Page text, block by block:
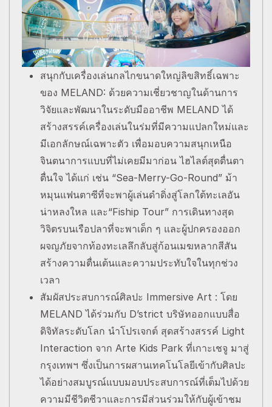
สนุกกับเครื่องเล่นกลไกขนาดใหญ่ลิขสิทธิ์เฉพาะ
ของ MELAND: ด้วยความเชี่ยวชาญในด้านการ
วิจัยและพัฒนาในระดับมืออาชีพ MELAND ได้
สร้างสรรค์เครื่องเล่นในร่มที่มีความแปลกใหม่และ
มีเอกลักษณ์เฉพาะตัว เพื่อมอบความสนุกเหนือ
จินตนาการแบบที่ไม่เคยมีมาก่อน ไฮไลต์สุดตื่นตา
ตื่นใจ ได้แก่ เช่น “Sea-Merry-Go-Round” ม้า
หมุนแฟนตาซีที่จะพาผู้เล่นดำดิ่งสู่โลกใต้ทะเลอัน
น่าหลงใหล และ“Fiship Tour” การเดินทางสุด
วิจิตรบนเรือปลาที่จะพาเด็ก ๆ และผู้ปกครองออก
ผจญภัยจากท้องทะเลลึกลับสู่ก้อนเมฆหลากสีสัน
สร้างความตื่นเต้นและความประทับใจในทุกช่วง
เวลา
สัมผัสประสบการณ์ศิลปะ Immersive Art : โดย
MELAND ได้ร่วมกับ D’strict บริษัทออกแบบสื่อ
ดิจิทัลระดับโลก นำโปรเจกต์ สุดสร้างสรรค์ Light
Interaction จาก Arte Kids Park ที่เกาะเชจู มาสู่
กรุงเทพฯ ซึ่งเป็นการผสานเทคโนโลยีเข้ากับศิลปะ
ได้อย่างสมบูรณ์แบบมอบประสบการณ์ที่เต็มไปด้วย
ความมีชีวิตชีวาและการมีส่วนร่วมให้กับผู้เข้าชม